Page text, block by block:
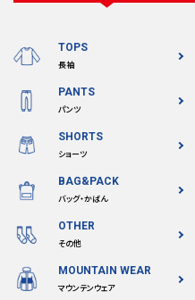
TOPS
長袖
PANTS
パンツ
SHORTS
ショーツ
BAG&PACK
バッグ・かばん
OTHER
その他
MOUNTAIN WEAR
マウンテンウェア